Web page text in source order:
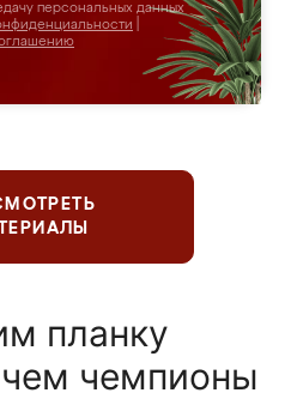
персональных данных
планку
чем чемпионы